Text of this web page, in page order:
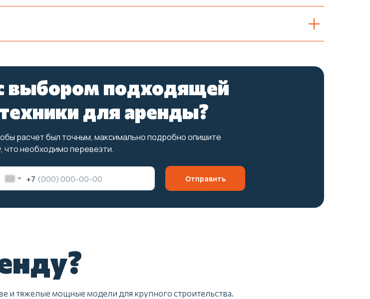
выбором подходящей
для аренды?
расчет был точным, максимально подробно опишите
что необходимо перевезти.
+7
Отправить
и тяжелые мощные модели для крупного строительства.